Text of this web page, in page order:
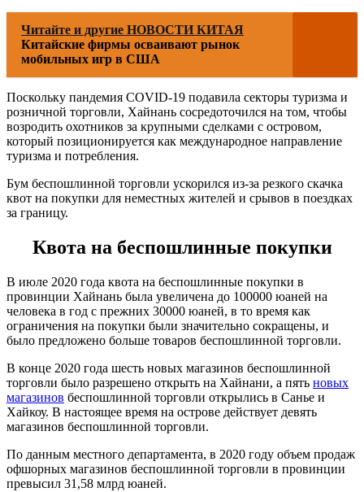
Читайте и другие НОВОСТИ КИТАЯ
Китайские фирмы осваивают рынок
мобильных игр в США
Поскольку пандемия COVID-19 подавила секторы туризма и
розничной торговли, Хайнань сосредоточился на том, чтобы
возродить охотников за крупными сделками с островом,
который позиционируется как международное направление
туризма и потребления.
Бум беспошлинной торговли ускорился из-за резкого скачка
квот на покупки для неместных жителей и срывов в поездках
за границу.
Квота на беспошлинные покупки
В июле 2020 года квота на беспошлинные покупки в
провинции Хайнань была увеличена до 100000 юаней на
человека в год с прежних 30000 юаней, в то время как
ограничения на покупки были значительно сокращены, и
было предложено больше товаров беспошлинной торговли.
В конце 2020 года шесть новых магазинов беспошлинной
торговли было разрешено открыть на Хайнани, а пять новых
магазинов беспошлинной торговли открылись в Санье и
Хайкоу. В настоящее время на острове действует девять
магазинов беспошлинной торговли.
По данным местного департамента, в 2020 году объем продаж
офшорных магазинов беспошлинной торговли в провинции
превысил 31,58 млрд юаней.